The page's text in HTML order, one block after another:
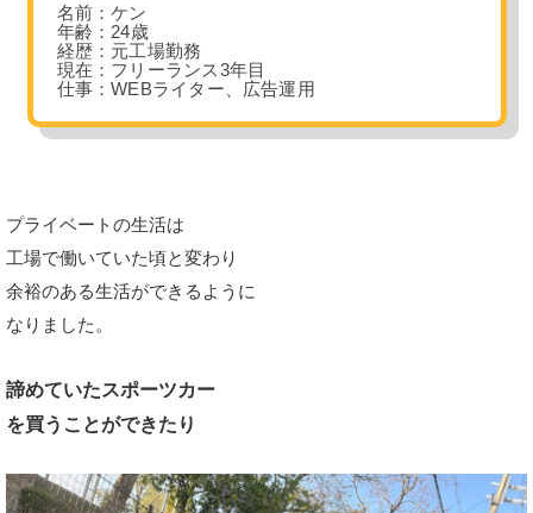
名前：ケン
年齢：24歳
経歴：元工場勤務
現在：フリーランス3年目
仕事：WEBライター、 広告運用
プライベートの生活は
工場で働いていた頃と変わり
余裕のある生活ができるように
なりました。
諦めていたスポーツカー
を買うことができたり